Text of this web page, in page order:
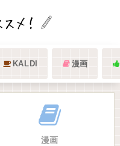
KALDI 漫画
漫画